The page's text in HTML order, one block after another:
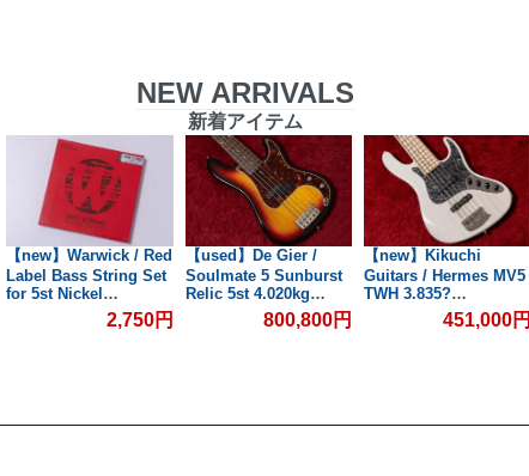
NEW ARRIVALS
新着アイテム
【new】Warwick / Red
Label Bass String Set
for 5st Nickel
045/135【GIB兵庫】
2,750円
【used】De Gier /
Soulmate 5 Sunburst
Relic 5st 4.020kg
#147【委託品】【GIB
800,800円
【new】Kikuchi
Guitars / Hermes MV5
TWH 3.835?
#751【GIB横浜】451,000円